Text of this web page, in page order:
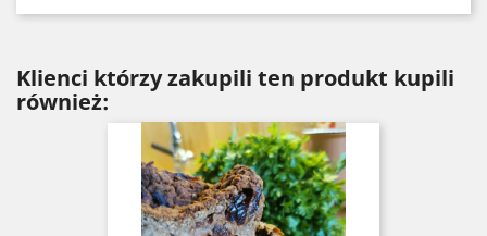
Klienci którzy zakupili ten produkt kupili
również: